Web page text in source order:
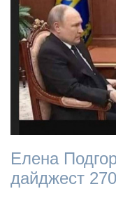
Елена
дайджест